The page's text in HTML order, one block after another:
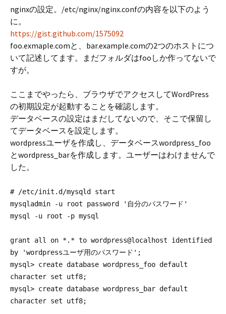
nginxの設定。/etc/nginx/nginx.confの内容を以下のよう
に。
https://gist.github.com/1575092
foo.exmaple.comと、bar.example.comの2つのホストにつ
いて記述してます。まだフォルダはfooしか作ってないで
すが。
ここまでやったら、ブラウザでアクセスしてWordPress
の初期設定が起動することを確認します。
データベースの設定はまだしてないので、そこで保留し
てデータベースを設定します。
wordpressユーザを作成し、データベースwordpress_foo
とwordpress_barを作成します。ユーザーはわけませんで
した。
# /etc/init.d/mysqld start
mysqladmin -u root password '自分のパスワード'
mysql -u root -p mysql
grant all on *.* to wordpress@localhost identified
by 'wordpressユーザ用のパスワード';
mysql> create database wordpress_foo default
character set utf8;
mysql> create database wordpress_bar default
character set utf8;